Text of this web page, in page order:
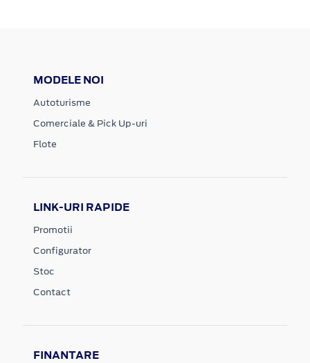
MODELE NOI
Autoturisme
Comerciale & Pick Up-uri
Flote
LINK-URI RAPIDE
Promotii
Configurator
Stoc
Contact
FINANTARE